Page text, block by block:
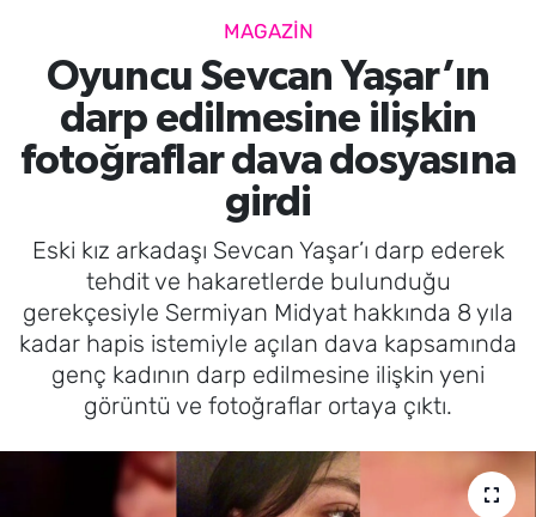
MAGAZİN
Oyuncu Sevcan Yaşar’ın
darp edilmesine ilişkin
fotoğraflar dava dosyasına
girdi
Eski kız arkadaşı Sevcan Yaşar’ı darp ederek
tehdit ve hakaretlerde bulunduğu
gerekçesiyle Sermiyan Midyat hakkında 8 yıla
kadar hapis istemiyle açılan dava kapsamında
genç kadının darp edilmesine ilişkin yeni
görüntü ve fotoğraflar ortaya çıktı.